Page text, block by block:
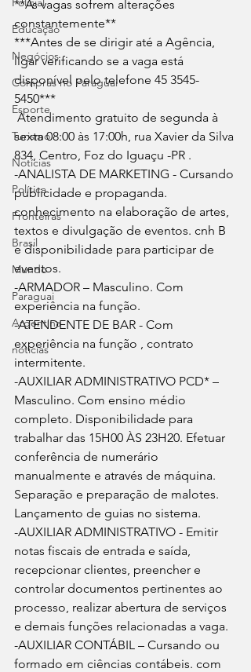
Educação
Negócios
Compras no Paraguai
Esporte
Turismo
Notícias
Política
Fronteiras
Brasil
Mundo
Paraguai
Argentina
noticias
**As vagas sofrem alterações
constantemente**
***Antes de se dirigir até a Agência,
ligar verificando se a vaga está
disponível pelo telefone 45 3545-
5450***
Atendimento gratuito de segunda à
sexta 08:00 às 17:00h, rua Xavier da Silva
834, Centro, Foz do Iguaçu -PR .
-ANALISTA DE MARKETING - Cursando
publicidade e propaganda.
conhecimento na elaboração de artes,
textos e divulgação de eventos. cnh B
e disponibilidade para participar de
eventos.
-ARMADOR – Masculino. Com
experiência na função.
-ATENDENTE DE BAR - Com
experiência na função , contrato
intermitente.
-AUXILIAR ADMINISTRATIVO PCD* –
Masculino. Com ensino médio
completo. Disponibilidade para
trabalhar das 15H00 ÀS 23H20. Efetuar
conferência de numerário
manualmente e através de máquina.
Separação e preparação de malotes.
Lançamento de guias no sistema.
-AUXILIAR ADMINISTRATIVO - Emitir
notas fiscais de entrada e saída,
recepcionar clientes, preencher e
controlar documentos pertinentes ao
processo, realizar abertura de serviços
e demais funções relacionadas a vaga.
-AUXILIAR CONTÁBIL – Cursando ou
formado em ciências contábeis. com